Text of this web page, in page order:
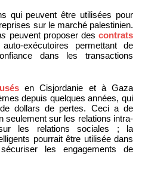
qui peuvent être utilisées pour
sur le marché palestinien.
peuvent proposer descontrats
exécutoires permettant de
dans les transactions
en Cisjordanie et à Gaza
depuis quelques années, qui
dollars de pertes. Ceci a de
seulement sur les relations intra-
les relations sociales ; la
pourrait être utilisée dans
les engagements de